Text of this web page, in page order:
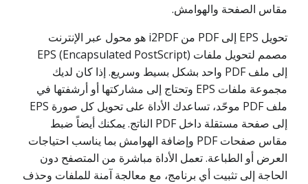
مقاس الصفحة والهوامش.
تحويل EPS إلى PDF من i2PDF هو محول عبر الإنترنت
مصمم لتحويل ملفات EPS (Encapsulated PostScript)
إلى ملف PDF واحد بشكل بسيط وسريع. إذا كان لديك
مجموعة ملفات EPS وتحتاج إلى مشاركتها أو أرشفتها في
ملف PDF موحّد، تساعدك الأداة على تحويل كل صورة EPS
إلى صفحة مستقلة داخل PDF الناتج. يمكنك أيضاً ضبط
مقاس صفحات PDF وإضافة الهوامش بما يناسب احتياجات
العرض أو الطباعة. تعمل الأداة مباشرة من المتصفح دون
الحاجة إلى تثبيت أي برنامج، مع معالجة آمنة للملفات وحذف